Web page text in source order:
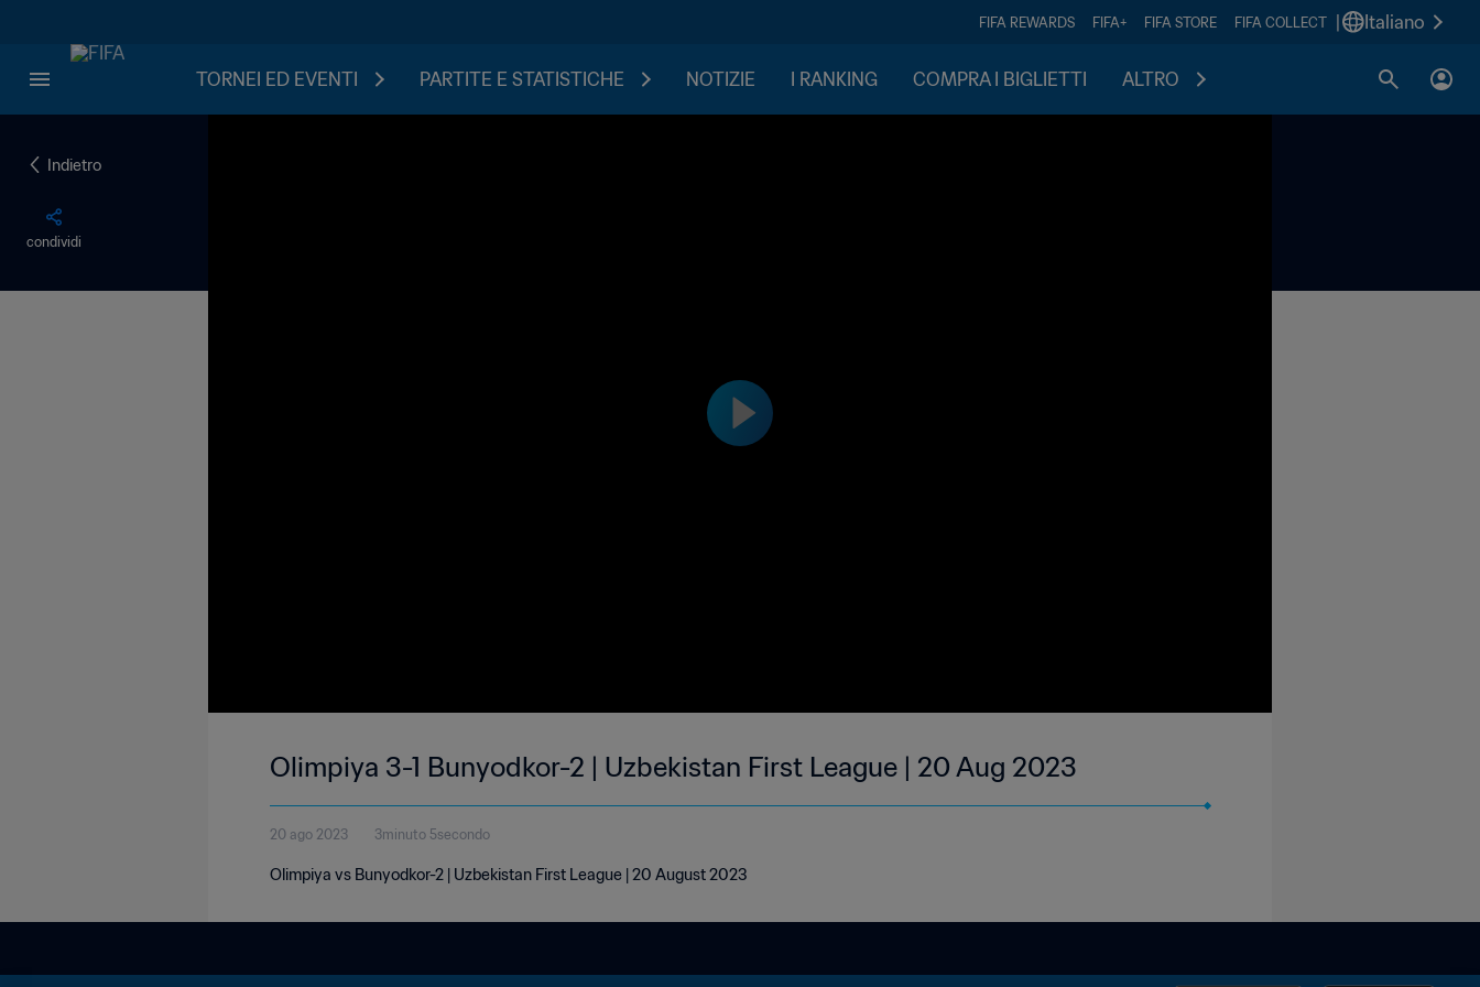
FIFA REWARDS FIFA+ FIFA STORE FIFA COLLECT Italiano
TORNEI ED EVENTI PARTITE E STATISTICHE NOTIZIE I RANKING COMPRA I BIGLIETTI ALTRO
Indietro
condividi
Olimpiya 3-1 Bunyodkor-2 | Uzbekistan First League | 20 Aug 2023
20 ago 2023 3minuto 5secondo
Olimpiya vs Bunyodkor-2 | Uzbekistan First League | 20 August 2023